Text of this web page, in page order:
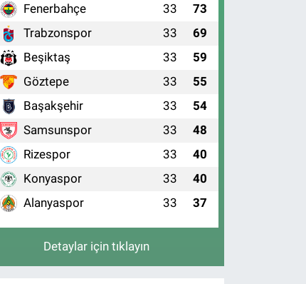
Fenerbahçe 33 73
Trabzonspor 33 69
Beşiktaş 33 59
Göztepe 33 55
Başakşehir 33 54
Samsunspor 33 48
Rizespor 33 40
Konyaspor 33 40
Alanyaspor 33 37
Detaylar için tıklayın